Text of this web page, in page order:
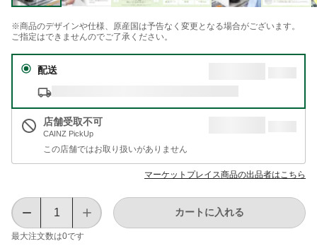
※商品のデザインや仕様、原産国は予告なく変更となる場合がございます。
ご指定はできませんのでご了承ください。
配送
店舗受取不可
CAINZ PickUp
この店舗ではお取り扱いがありません
マーケットプレイス商品の出品者はこちら
最大注文数は0です
カートに入れる